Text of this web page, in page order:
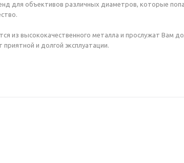
для объективов различных диаметров, которые
из высококачественного металла и прослужат Вам
и долгой эксплуатации.